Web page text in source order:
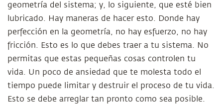
geometría del sistema; y, lo siguiente, que esté bien
lubricado. Hay maneras de hacer esto. Donde hay
perfección en la geometría, no hay esfuerzo, no hay
fricción. Esto es lo que debes traer a tu sistema. No
permitas que estas pequeñas cosas controlen tu
vida. Un poco de ansiedad que te molesta todo el
tiempo puede limitar y destruir el proceso de tu vida.
Esto se debe arreglar tan pronto como sea posible.